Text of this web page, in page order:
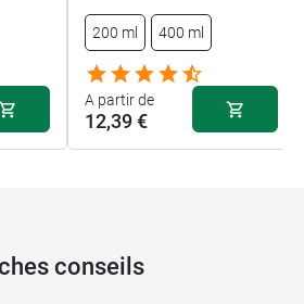
200 ml 400 ml
A partir de
12,39 €
conseils